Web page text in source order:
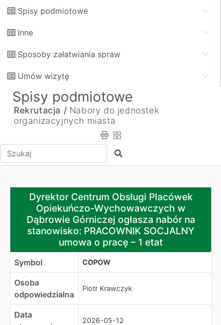
Spisy podmiotowe
Inne
Sposoby załatwiania spraw
Umów wizytę
Spisy podmiotowe
Rekrutacja / Nabory do jednostek
organizacyjnych miasta
Wpisz tekst do wyszukania Szukaj
Dyrektor Centrum Obsługi Placówek Opiekuńczo-
Dyrektor Centrum Obsługi Placówek
Opiekuńczo-Wychowawczych w
Dąbrowie Górniczej ogłasza nabór na
stanowisko: PRACOWNIK SOCJALNY
umowa o pracę – 1 etat
Symbol COPOW
Osoba
odpowiedzialna
Piotr Krawczyk
Data
2026-05-12